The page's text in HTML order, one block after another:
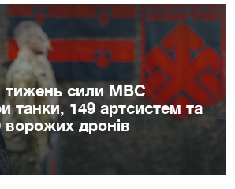
тижень сили МВС
танки, 149 артсистем та
дронів